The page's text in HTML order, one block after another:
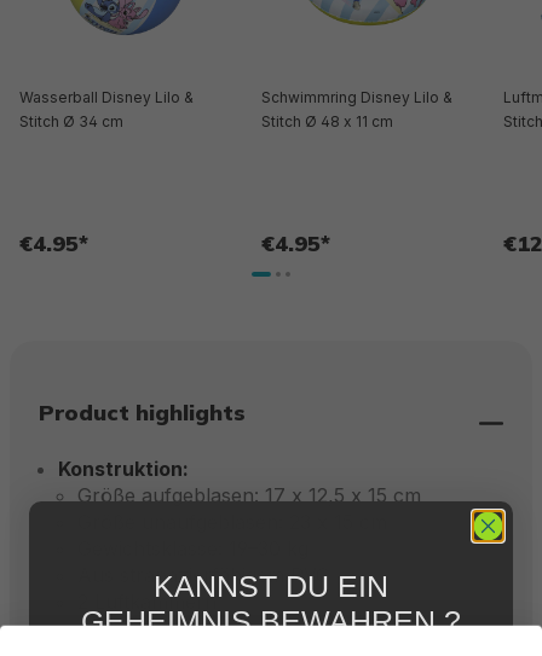
Wasserball Disney Lilo &
Stitch Ø 34 cm
€4.95*
Schwimmring Disney Lilo &
Stitch Ø 48 x 11 cm
€4.95*
Product highlights
Konstruktion:
Größe aufgeblasen: 17 x 12,5 x 15 cm
Aus strapazierfähigem PVC
2 LuftkammernKANNST DU EIN
GEHEIMNIS BEWAHREN ?